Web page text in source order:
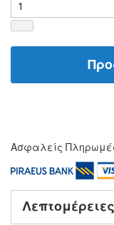
Ασφαλείς
Λεπτομέρειες